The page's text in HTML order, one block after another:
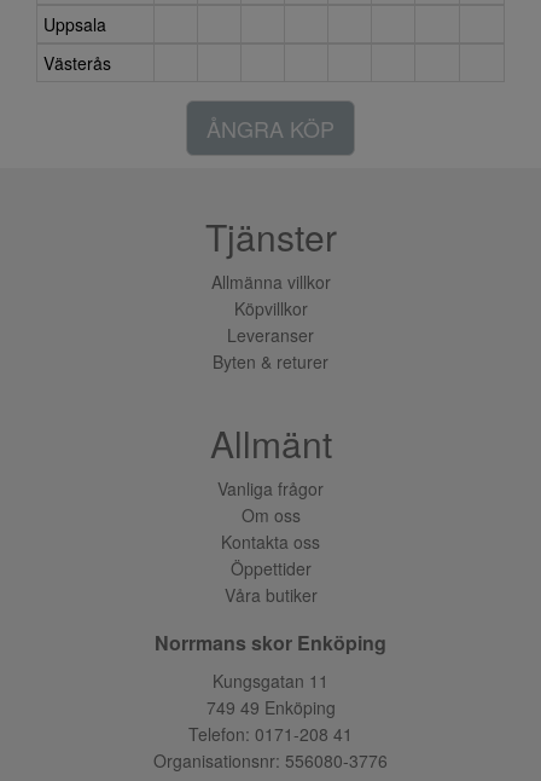
Uppsala
Västerås
ÅNGRA KÖP
Tjänster
Allmänna villkor
Köpvillkor
Leveranser
Byten & returer
Allmänt
Vanliga frågor
Om oss
Kontakta oss
Öppettider
Våra butiker
Norrmans skor Enköping
Kungsgatan 11
749 49 Enköping
Telefon: 0171-208 41
Organisationsnr: 556080-3776